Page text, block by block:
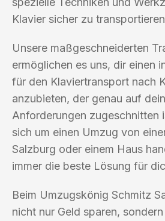
Klavier sicher zu
Unsere maßgeschneiderten
ermöglichen es uns, dir einen
für den Klaviertransport nach
anzubieten, der genau auf
Anforderungen zugeschnitten
sich um einen Umzug von
Salzburg oder einem Haus
immer die beste Lösung für
Beim Umzugskönig Schmitz
nicht nur Geld sparen,